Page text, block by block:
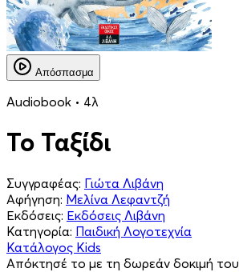
Απόσπασμα
Audiobook • 4λ
Το Ταξίδι
Συγγραφέας: Γιώτα Λιβάνη
Αφήγηση: Μελίνα Λεφαντζή
Εκδόσεις: Εκδόσεις Λιβάνη
Κατηγορία: Παιδική Λογοτεχνία
Κατάλογος Kids
Απόκτησέ το με τη δωρεάν δοκιμή του